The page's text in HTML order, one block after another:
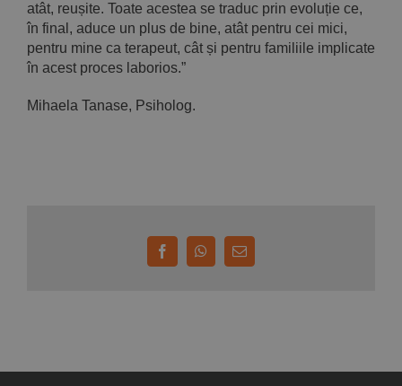
atât, reușite. Toate acestea se traduc prin evoluție ce,
în final, aduce un plus de bine, atât pentru cei mici,
pentru mine ca terapeut, cât și pentru familiile implicate
în acest proces laborios.”
Mihaela Tanase, Psiholog.
FacebookWhatsApp
E-